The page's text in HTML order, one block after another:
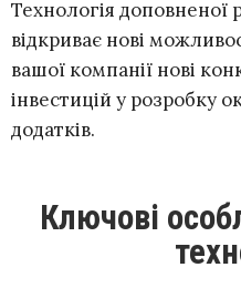
Технологія доповненої
відкриває нові
вашої компанії нові
інвестицій у розробку
додатків.
Ключові особливості Web AR